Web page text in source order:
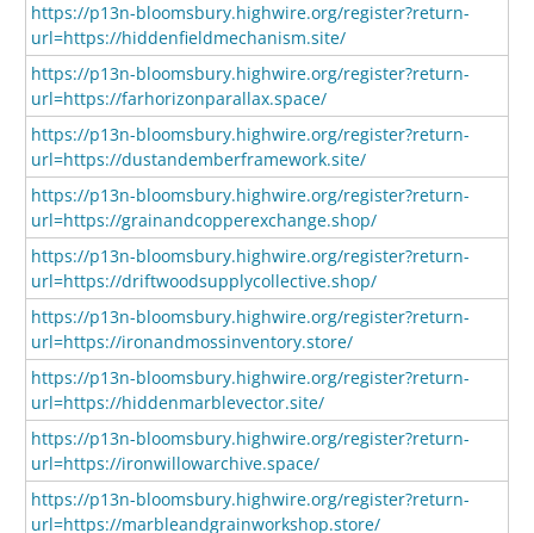
https://p13n-bloomsbury.highwire.org/register?return-
url=https://hiddenfieldmechanism.site/
https://p13n-bloomsbury.highwire.org/register?return-
url=https://farhorizonparallax.space/
https://p13n-bloomsbury.highwire.org/register?return-
url=https://dustandemberframework.site/
https://p13n-bloomsbury.highwire.org/register?return-
url=https://grainandcopperexchange.shop/
https://p13n-bloomsbury.highwire.org/register?return-
url=https://driftwoodsupplycollective.shop/
https://p13n-bloomsbury.highwire.org/register?return-
url=https://ironandmossinventory.store/
https://p13n-bloomsbury.highwire.org/register?return-
url=https://hiddenmarblevector.site/
https://p13n-bloomsbury.highwire.org/register?return-
url=https://ironwillowarchive.space/
https://p13n-bloomsbury.highwire.org/register?return-
url=https://marbleandgrainworkshop.store/